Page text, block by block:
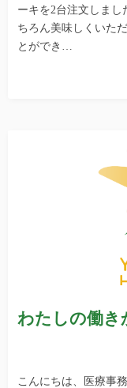
ーキを2台注文しまし
ちろん美味しくいた
とができ…
わたしの働き
こんにちは、医療事